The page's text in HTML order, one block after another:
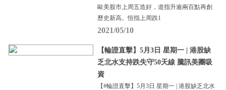
歐美股市上周五造好，道指升逾兩百點再創
歷史新高。恒指上周跌1
2021/05/10
【輪證直擊】5月3日 星期一 | 港股缺
乏北水支持跌失守50天線 騰訊美團吸
資
【#輪證直擊】5月3日 星期一 | 港股缺乏北水